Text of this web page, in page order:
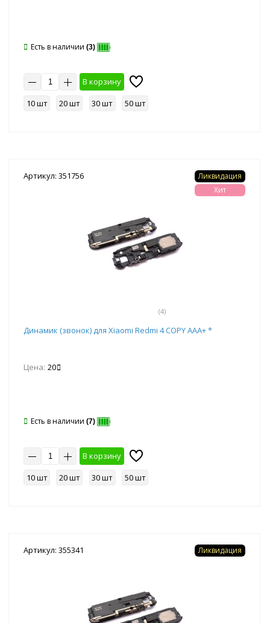
Есть в наличии (3)
В корзину
10 шт
20 шт 30 шт 50 шт
Артикул: 351756
(4)
Ликвидация
Хит
Динамик (звонок) для Xiaomi Redmi 4 COPY AAA+ *
Цена: 20
Есть в наличии (7)
В корзину
10 шт
20 шт 30 шт 50 шт
Артикул: 355341 Ликвидация